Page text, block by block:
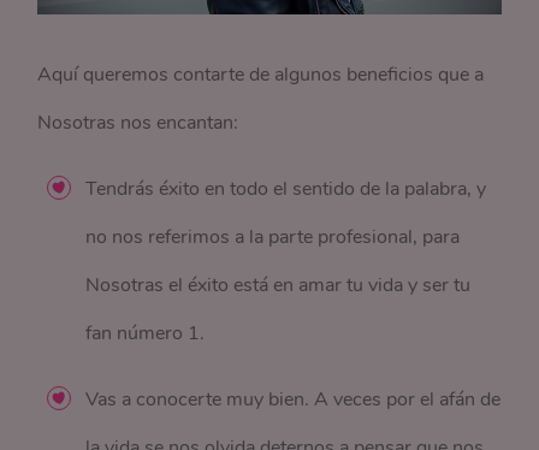
Aquí queremos contarte de algunos beneficios que a
Nosotras nos encantan:
Tendrás éxito en todo el sentido de la palabra, y
no nos referimos a la parte profesional, para
Nosotras el éxito está en amar tu vida y ser tu
fan número 1.
Vas a conocerte muy bien. A veces por el afán de